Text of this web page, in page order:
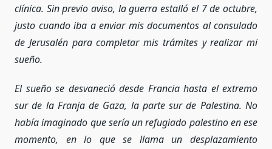
clínica. Sin previo aviso, la guerra estalló el 7 de octubre,
justo cuando iba a enviar mis documentos al consulado
de Jerusalén para completar mis trámites y realizar mi
sueño.
El sueño se desvaneció desde Francia hasta el extremo
sur de la Franja de Gaza, la parte sur de Palestina. No
había imaginado que sería un refugiado palestino en ese
momento, en lo que se llama un desplazamiento